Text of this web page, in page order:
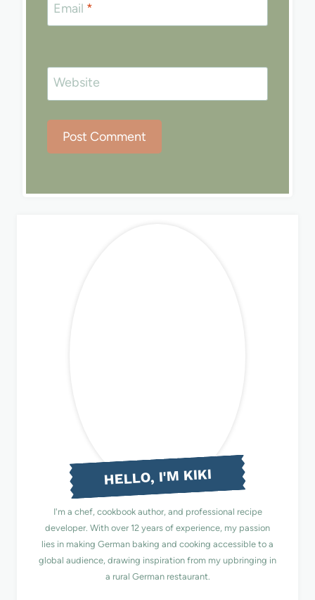
Email *
Website
HELLO, I'M KIKI
I'm a chef, cookbook author, and professional recipe
developer. With over 12 years of experience, my passion
lies in making German baking and cooking accessible to a
global audience, drawing inspiration from my upbringing in
a rural German restaurant.